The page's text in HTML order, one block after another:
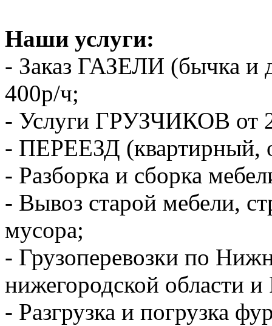
Наши услуги:
- Заказ ГАЗЕЛИ (бычка и
400р/ч;
- Услуги ГРУЗЧИКОВ от
- ПЕРЕЕЗД (квартирный,
- Разборка и сборка
- Вывоз старой мебели,
мусора;
- Грузоперевозки по
нижегородской области и
- Разгрузка и погрузка